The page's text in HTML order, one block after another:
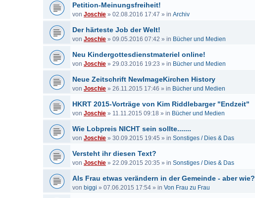
Petition-Meinungsfreiheit!
von Joschie » 02.08.2016 17:47 » in Archiv
Der härteste Job der Welt!
von Joschie » 09.05.2016 07:42 » in Bücher und Medien
Neu Kindergottesdienstmateriel online!
von Joschie » 29.03.2016 19:23 » in Bücher und Medien
Neue Zeitschrift NewImageKirchen History
von Joschie » 26.11.2015 17:46 » in Bücher und Medien
HKRT 2015-Vorträge von Kim Riddlebarger "Endzeit"
von Joschie » 11.11.2015 09:18 » in Bücher und Medien
Wie Lobpreis NICHT sein sollte.......
von Joschie » 30.09.2015 19:45 » in Sonstiges / Dies & Das
Versteht ihr diesen Text?
von Joschie » 22.09.2015 20:35 » in Sonstiges / Dies & Das
Als Frau etwas verändern in der Gemeinde - aber wie?
von biggi » 07.06.2015 17:54 » in Von Frau zu Frau